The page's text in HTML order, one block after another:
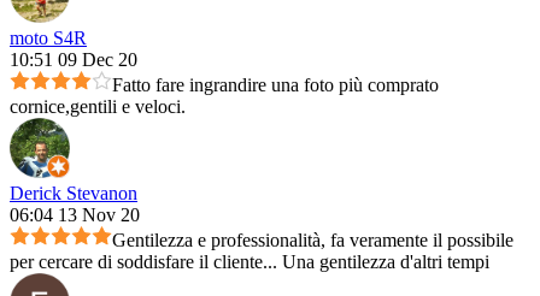
moto S4R
10:51 09 Dec 20
Fatto fare ingrandire una foto più comprato
cornice,gentili e veloci.
Derick Stevanon
06:04 13 Nov 20
Gentilezza e professionalità, fa veramente il possibile
per cercare di soddisfare il cliente... Una gentilezza d'altri tempi